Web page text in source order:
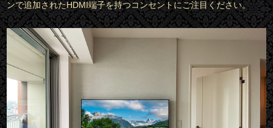
ンで追加されたHDMI端子を持つコンセントにご注目ください。